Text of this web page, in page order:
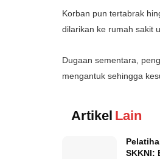
Korban pun tertabrak
dilarikan ke rumah sakit
Dugaan sementara,
mengantuk sehingga
Artikel Lain
SKKNI: